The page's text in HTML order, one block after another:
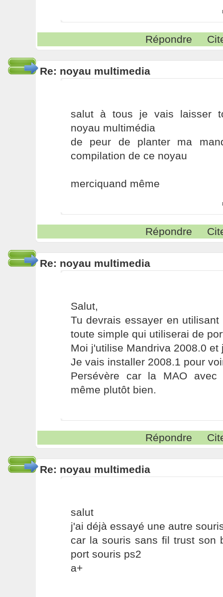
Répondre
Re: noyau multimedia
salut à tous je vais laisser
noyau multimédia
de peur de planter ma
compilation de ce noyau
merciquand même
Répondre
Re: noyau multimedia
Salut,
Tu devrais essayer en
toute simple qui utiliserai de
Moi j'utilise Mandriva 2008.0 et
Je vais installer 2008.1 pour
Persévère car la MAO
même plutôt bien.
Répondre
Re: noyau multimedia
salut
j'ai déjà essayé une autre
car la souris sans fil trust son
port souris ps2
a+